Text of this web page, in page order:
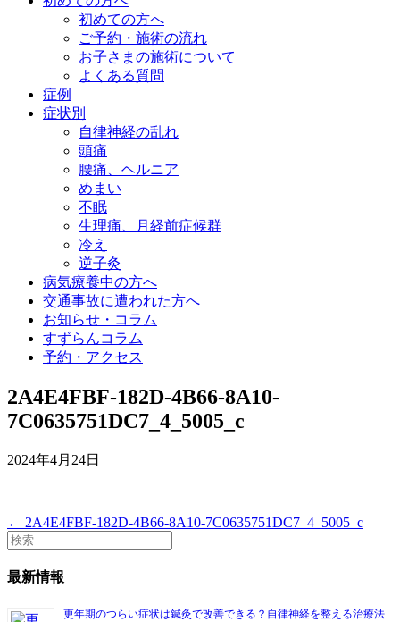
初めての方へ
ご予約・施術の流れ
お子さまの施術について
よくある質問
症例
症状別
自律神経の乱れ
頭痛
腰痛、ヘルニア
めまい
不眠
生理痛、月経前症候群
冷え
逆子灸
病気療養中の方へ
交通事故に遭われた方へ
お知らせ・コラム
すずらんコラム
予約・アクセス
2A4E4FBF-182D-4B66-8A10-
7C0635751DC7_4_5005_c
2024年4月24日
← 2A4E4FBF-182D-4B66-8A10-7C0635751DC7_4_5005_c
最新情報
更年期のつらい症状は鍼灸で改善できる？自律神経を整える治療法